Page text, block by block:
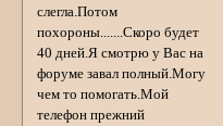
слегла.Потом
похороны.......Скоро будет
40 дней.Я смотрю у Вас на
форуме завал полный.Могу
чем то помогать.Мой
телефон прежний